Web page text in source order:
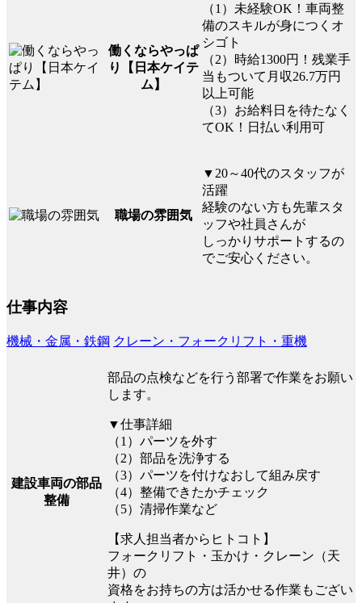
働くならやっぱ
り【日本ケイテ
ム】
（1）未経験OK！車両整
備のスキルが身につくオ
シゴト
（2）時給1300円！残業手
当もついて月収26.7万円
以上可能
（3）お給料日を待たなく
てOK！日払い利用可
職場の雰囲気
▼20～40代のスタッフが
活躍
経験のない方も先輩スタ
ッフや社員さんが
しっかりサポートするの
でご安心ください。
仕事内容
機械・金属・鉄鋼 クレーン・フォークリフト・重機
建設車両の部品
整備
部品の点検などを行う部署で作業をお願い
します。
▼仕事詳細
（1）パーツを外す
（2）部品を洗浄する
（3）パーツを付けなおして組み戻す
（4）整備できたかチェック
（5）清掃作業など
【求人担当者からヒトコト】
フォークリフト・玉かけ・クレーン（天
井）の
資格をお持ちの方は活かせる作業もござい